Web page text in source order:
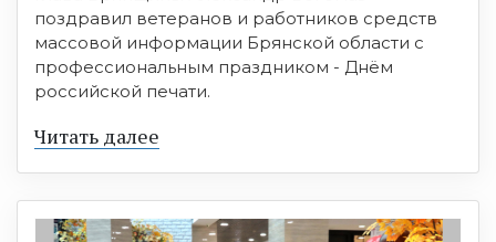
поздравил ветеранов и работников средств
массовой информации Брянской области с
профессиональным праздником - Днём
российской печати.
Читать далее